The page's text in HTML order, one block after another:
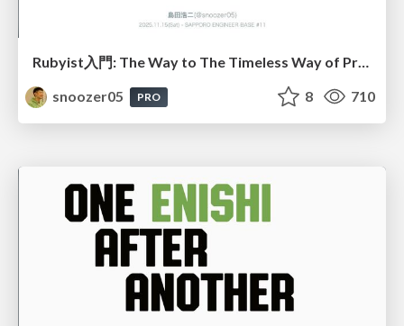
Rubyist入門: The Way to The Timeless Way of Programming
snoozer05
PRO 8 710